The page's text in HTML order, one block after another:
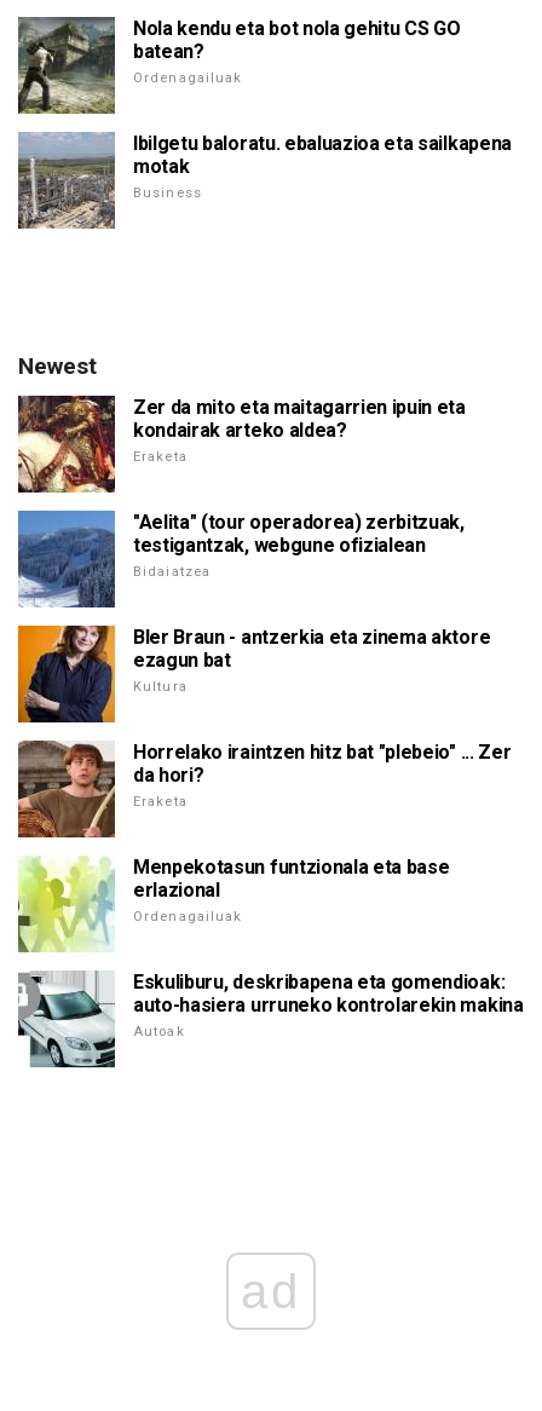
Nola kendu eta bot nola gehitu CS GO
batean?
Ordenagailuak
Ibilgetu baloratu. ebaluazioa eta sailkapena
motak
Business
Newest
Zer da mito eta maitagarrien ipuin eta
kondairak arteko aldea?
Eraketa
"Aelita" (tour operadorea) zerbitzuak,
testigantzak, webgune ofizialean
Bidaiatzea
Bler Braun - antzerkia eta zinema aktore
ezagun bat
Kultura
Horrelako iraintzen hitz bat "plebeio" ... Zer
da hori?
Eraketa
Menpekotasun funtzionala eta base
erlazional
Ordenagailuak
Eskuliburu, deskribapena eta gomendioak:
auto-hasiera urruneko kontrolarekin makina
Autoak
ad